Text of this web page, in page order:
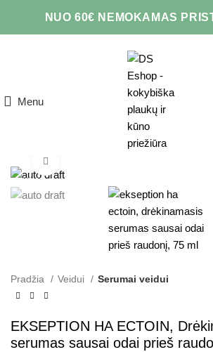
NUO 60€ NEMOKAMAS
Menu
AKCIJA
Pradžia Veidui Serumai veidui
EKSEPTION HA ECTOIN,
serumas sausai odai prieš